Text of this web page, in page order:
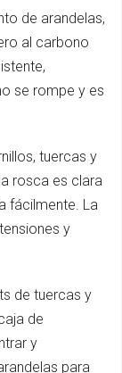
de arandelas,
al carbono
se rompe y es
tuercas y
rosca es clara
fácilmente. La
y
de tuercas y
de
y
para